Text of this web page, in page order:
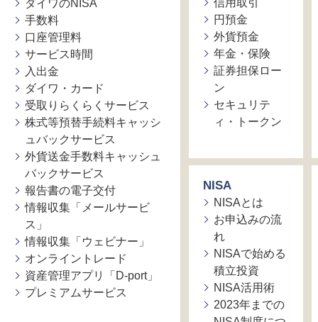
ダイワのNISA
手数料
口座管理料
サービス時間
入出金
ダイワ・カード
受取りらくらくサービス
株式等預替手続料キャッシ
ュバックサービス
外貨送金手数料キャッシュ
バックサービス
報告書の電子交付
情報収集「メールサービ
ス」
情報収集「ウェビナー」
オンライントレード
資産管理アプリ「D-port」
プレミアムサービス
信用取引
円預金
外貨預金
年金・保険
証券担保ロー
ン
セキュリテ
ィ・トークン
NISA
NISAとは
お申込みの流
れ
NISAで始める
積立投資
NISA活用術
2023年までの